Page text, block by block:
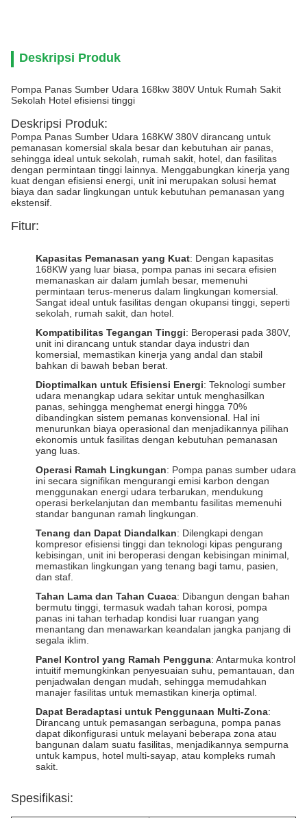
Deskripsi Produk
Pompa Panas Sumber Udara 168kw 380V Untuk Rumah Sakit
Sekolah Hotel efisiensi tinggi
Deskripsi Produk:
Pompa Panas Sumber Udara 168KW 380V dirancang untuk
pemanasan komersial skala besar dan kebutuhan air panas,
sehingga ideal untuk sekolah, rumah sakit, hotel, dan fasilitas
dengan permintaan tinggi lainnya. Menggabungkan kinerja yang
kuat dengan efisiensi energi, unit ini merupakan solusi hemat
biaya dan sadar lingkungan untuk kebutuhan pemanasan yang
ekstensif.
Fitur:
Kapasitas Pemanasan yang Kuat: Dengan kapasitas
168KW yang luar biasa, pompa panas ini secara efisien
memanaskan air dalam jumlah besar, memenuhi
permintaan terus-menerus dalam lingkungan komersial.
Sangat ideal untuk fasilitas dengan okupansi tinggi, seperti
sekolah, rumah sakit, dan hotel.
Kompatibilitas Tegangan Tinggi: Beroperasi pada 380V,
unit ini dirancang untuk standar daya industri dan
komersial, memastikan kinerja yang andal dan stabil
bahkan di bawah beban berat.
Dioptimalkan untuk Efisiensi Energi: Teknologi sumber
udara menangkap udara sekitar untuk menghasilkan
panas, sehingga menghemat energi hingga 70%
dibandingkan sistem pemanas konvensional. Hal ini
menurunkan biaya operasional dan menjadikannya pilihan
ekonomis untuk fasilitas dengan kebutuhan pemanasan
yang luas.
Operasi Ramah Lingkungan: Pompa panas sumber udara
ini secara signifikan mengurangi emisi karbon dengan
menggunakan energi udara terbarukan, mendukung
operasi berkelanjutan dan membantu fasilitas memenuhi
standar bangunan ramah lingkungan.
Tenang dan Dapat Diandalkan: Dilengkapi dengan
kompresor efisiensi tinggi dan teknologi kipas pengurang
kebisingan, unit ini beroperasi dengan kebisingan minimal,
memastikan lingkungan yang tenang bagi tamu, pasien,
dan staf.
Tahan Lama dan Tahan Cuaca: Dibangun dengan bahan
bermutu tinggi, termasuk wadah tahan korosi, pompa
panas ini tahan terhadap kondisi luar ruangan yang
menantang dan menawarkan keandalan jangka panjang di
segala iklim.
Panel Kontrol yang Ramah Pengguna: Antarmuka kontrol
intuitif memungkinkan penyesuaian suhu, pemantauan, dan
penjadwalan dengan mudah, sehingga memudahkan
manajer fasilitas untuk memastikan kinerja optimal.
Dapat Beradaptasi untuk Penggunaan Multi-Zona:
Dirancang untuk pemasangan serbaguna, pompa panas
dapat dikonfigurasi untuk melayani beberapa zona atau
bangunan dalam suatu fasilitas, menjadikannya sempurna
untuk kampus, hotel multi-sayap, atau kompleks rumah
sakit.
Spesifikasi: